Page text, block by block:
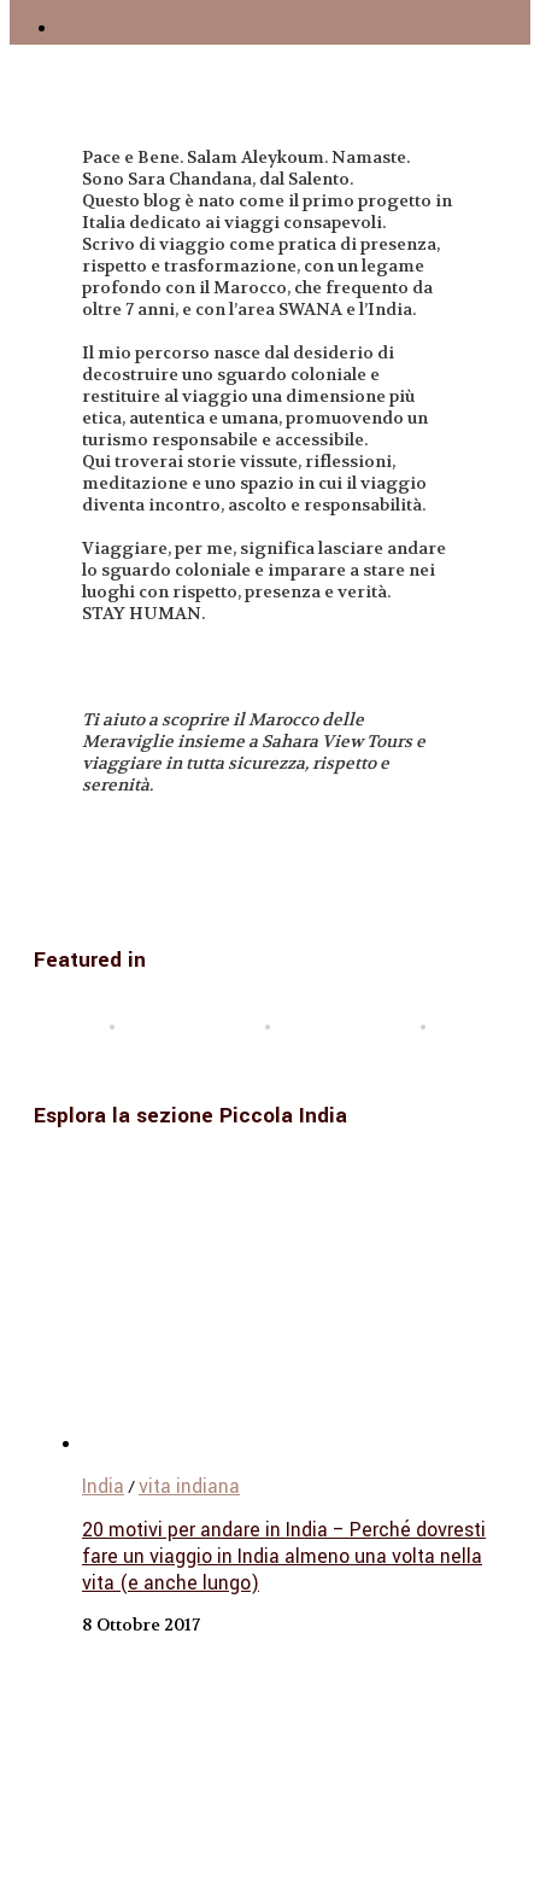
Pace e Bene. Salam Aleykoum. Namaste.
Sono Sara Chandana, dal Salento.
Questo blog è nato come il primo progetto in
Italia dedicato ai viaggi consapevoli.
Scrivo di viaggio come pratica di presenza,
rispetto e trasformazione, con un legame
profondo con il Marocco, che frequento da
oltre 7 anni, e con l’area SWANA e l’India.
Il mio percorso nasce dal desiderio di
decostruire uno sguardo coloniale e
restituire al viaggio una dimensione più
etica, autentica e umana, promuovendo un
turismo responsabile e accessibile.
Qui troverai storie vissute, riflessioni,
meditazione e uno spazio in cui il viaggio
diventa incontro, ascolto e responsabilità.
Viaggiare, per me, significa lasciare andare
lo sguardo coloniale e imparare a stare nei
luoghi con rispetto, presenza e verità.
STAY HUMAN.
Ti aiuto a scoprire il Marocco delle
Meraviglie insieme a Sahara View Tours e
viaggiare in tutta sicurezza, rispetto e
serenità.
Featured in
Esplora la sezione Piccola India
India /vita indiana
20 motivi per andare in India – Perché dovresti
fare un viaggio in India almeno una volta nella
vita (e anche lungo)
8 Ottobre 2017